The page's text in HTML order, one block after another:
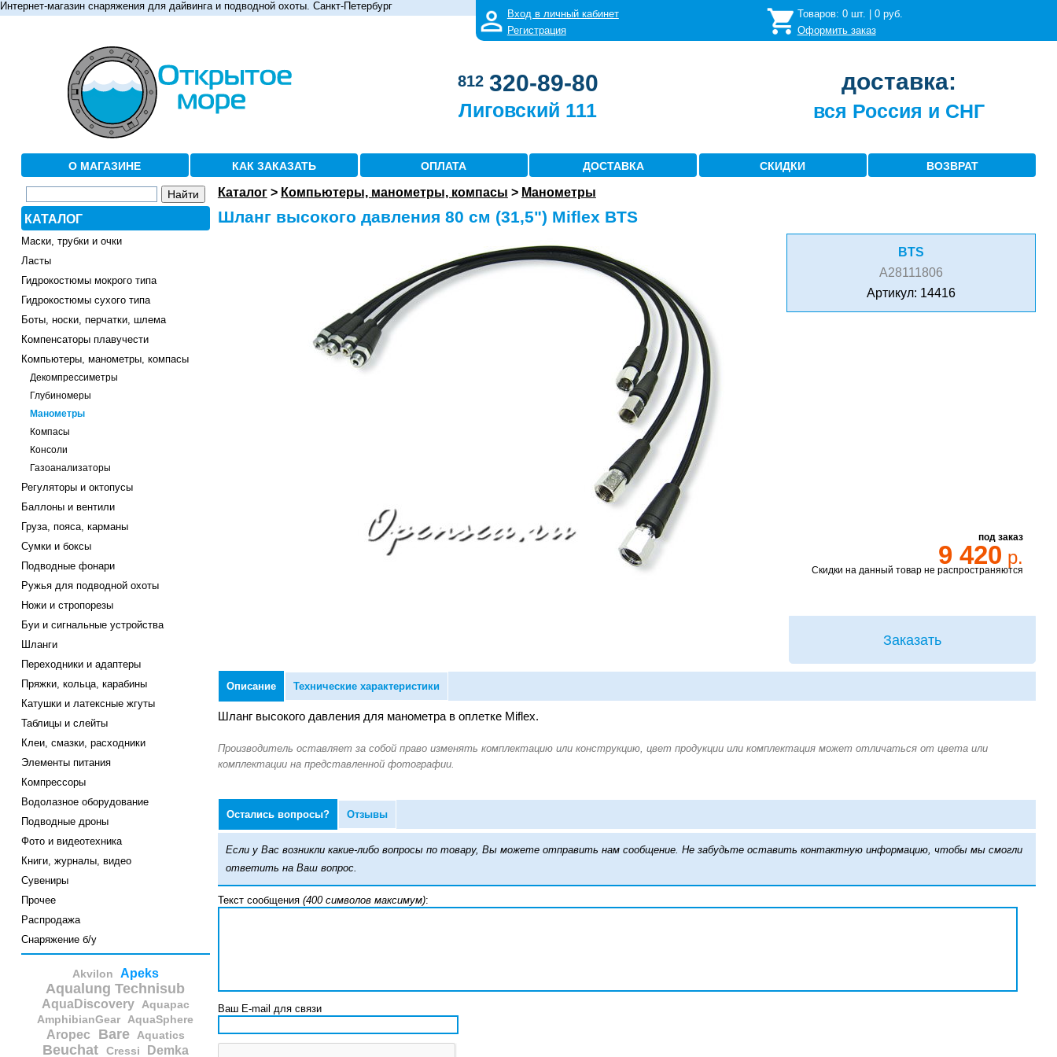
Интернет-магазин снаряжения для дайвинга и подводной охоты. Санкт-Петербург
Вход в личный кабинет
Регистрация
Товаров: 0шт. | 0руб.
Оформить заказ
812 320-89-80
Лиговский 111
доставка:
вся Россия и СНГ
О МАГАЗИНЕ КАК ЗАКАЗАТЬ ОПЛАТА ДОСТАВКА СКИДКИ ВОЗВРАТ
КАТАЛОГ
Маски, трубки и очки
Ласты
Гидрокостюмы мокрого типа
Гидрокостюмы сухого типа
Боты, носки, перчатки, шлема
Компенсаторы плавучести
Компьютеры, манометры, компасы
Декомпрессиметры
Глубиномеры
Манометры
Компасы
Консоли
Газоанализаторы
Регуляторы и октопусы
Баллоны и вентили
Груза, пояса, карманы
Сумки и боксы
Подводные фонари
Ружья для подводной охоты
Ножи и стропорезы
Буи и сигнальные устройства
Шланги
Переходники и адаптеры
Пряжки, кольца, карабины
Катушки и латексные жгуты
Таблицы и слейты
Клеи, смазки, расходники
Элементы питания
Компрессоры
Водолазное оборудование
Подводные дроны
Фото и видеотехника
Книги, журналы, видео
Сувениры
Прочее
Распродажа
Снаряжение б/у
Akvilon Apeks
Aqualung Technisub
AquaDiscovery Aquapac
AmphibianGear AquaSphere
Aropec Bare Aquatics
Beuchat Cressi Demka
Каталог> Компьютеры, манометры, компасы > Манометры
Шланг высокого давления 80 см (31,5") Miflex BTS
BTS
A28111806
Артикул: 14416
под заказ
9 420 р.
Скидки на данный товар не распространяются
Заказать
Описание Технические характеристики
Шланг высокого давления для манометра в оплетке Miflex.
Остались вопросы? Отзывы
Если у Вас возникли какие-либо вопросы по товару, Вы можете отправить нам сообщение. Не забудьте оставить контактную информацию, чтобы мы смогли
ответить на Ваш вопрос.
Текст сообщения (400 символов максимум):
Ваш E-mail для связи